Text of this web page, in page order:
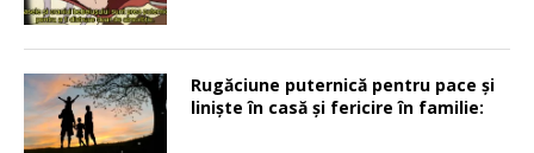
Rugăciune puternică pentru pace şi
linişte în casă şi fericire în familie: